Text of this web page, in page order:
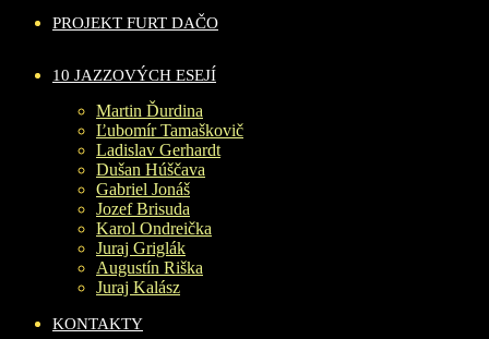
PROJEKT FURT DAČO
10 JAZZOVÝCH ESEJÍ
Martin Ďurdina
Ľubomír Tamaškovič
Ladislav Gerhardt
Dušan Húščava
Gabriel Jonáš
Jozef Brisuda
Karol Ondreička
Juraj Griglák
Augustín Riška
Juraj Kalász
KONTAKTY